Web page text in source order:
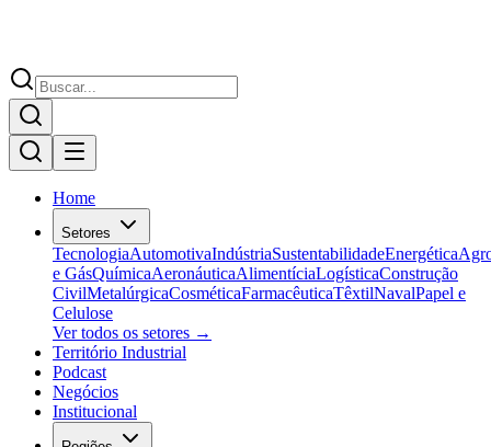
Home
Setores
TecnologiaAutomotivaIndústriaSustentabilidadeEnergética
e GásQuímicaAeronáuticaAlimentíciaLogísticaConstrução
CivilMetalúrgicaCosméticaFarmacêuticaTêxtilNavalPapel e
Celulose
Ver todos os setores →
Território Industrial
Podcast
Negócios
Institucional